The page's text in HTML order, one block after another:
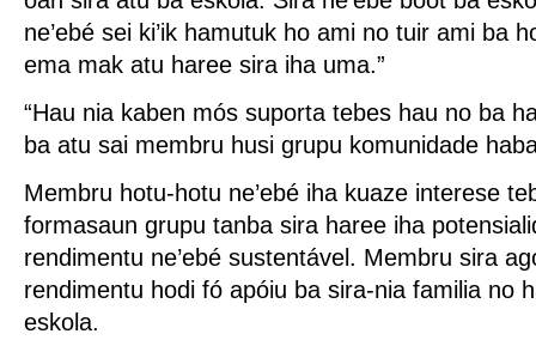
ne’ebé sei ki’ik hamutuk ho ami no tuir ami ba
ema mak atu haree sira iha uma.”
“Hau nia kaben mós suporta tebes hau no ba
ba atu sai membru husi grupu komunidade
Membru hotu-hotu ne’ebé iha kuaze interese
formasaun grupu tanba sira haree iha
rendimentu ne’ebé sustentável. Membru sira
rendimentu hodi fó apóiu ba sira-nia familia no
eskola.